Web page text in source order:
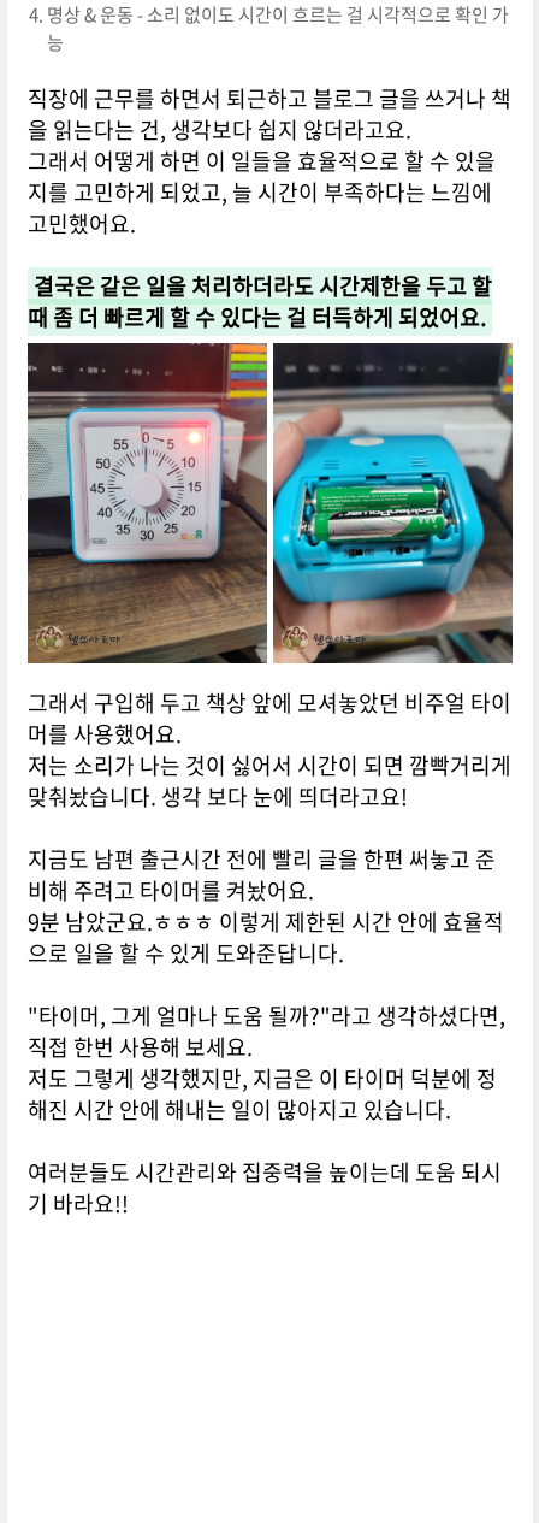
명상 & 운동 - 소리 없이도 시간이 흐르는 걸 시각적으로 확인 가
능
직장에 근무를 하면서 퇴근하고 블로그 글을 쓰거나 책
을 읽는다는 건, 생각보다 쉽지 않더라고요.
그래서 어떻게 하면 이 일들을 효율적으로 할 수 있을
지를 고민하게 되었고, 늘 시간이 부족하다는 느낌에
고민했어요.
결국은 같은 일을 처리하더라도 시간제한을 두고 할
때 좀 더 빠르게 할 수 있다는 걸 터득하게 되었어요.
그래서 구입해 두고 책상 앞에 모셔놓았던 비주얼 타이
머를 사용했어요.
저는 소리가 나는 것이 싫어서 시간이 되면 깜빡거리게
맞춰놨습니다. 생각 보다 눈에 띄더라고요!
지금도 남편 출근시간 전에 빨리 글을 한편 써놓고 준
비해 주려고 타이머를 켜놨어요.
9분 남았군요.ㅎㅎㅎ 이렇게 제한된 시간 안에 효율적
으로 일을 할 수 있게 도와준답니다.
"타이머, 그게 얼마나 도움 될까?"라고 생각하셨다면,
직접 한번 사용해 보세요.
저도 그렇게 생각했지만, 지금은 이 타이머 덕분에 정
해진 시간 안에 해내는 일이 많아지고 있습니다.
여러분들도 시간관리와 집중력을 높이는데 도움 되시
기 바라요!!